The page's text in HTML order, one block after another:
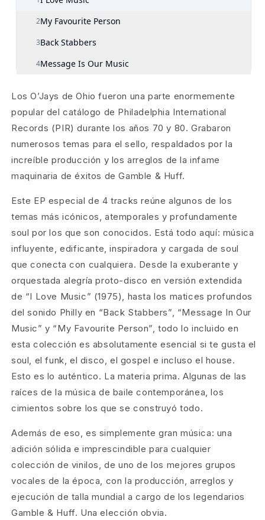
Los O’Jays de Ohio fueron una parte enormemente
popular del catálogo de Philadelphia International
Records (PIR) durante los años 70 y 80. Grabaron
numerosos temas para el sello, respaldados por la
increíble producción y los arreglos de la infame
maquinaria de éxitos de Gamble & Huff.
Este EP especial de 4 tracks reúne algunos de los
temas más icónicos, atemporales y profundamente
soul por los que son conocidos. Está todo aquí: música
influyente, edificante, inspiradora y cargada de soul
que conecta con cualquiera. Desde la exuberante y
orquestada alegría proto-disco en versión extendida
de “I Love Music” (1975), hasta los matices profundos
del sonido Philly en “Back Stabbers”, “Message In Our
Music” y “My Favourite Person”, todo lo incluido en
esta colección es absolutamente esencial si te gusta el
soul, el funk, el disco, el gospel e incluso el house.
Esto es lo auténtico. La materia prima. Algunas de las
raíces de la música de baile contemporánea, los
cimientos sobre los que se construyó todo.
Además de eso, es simplemente gran música: una
adición sólida e imprescindible para cualquier
colección de vinilos, de uno de los mejores grupos
vocales de la época, con la producción, arreglos y
ejecución de talla mundial a cargo de los legendarios
Gamble & Huff. Una elección obvia.